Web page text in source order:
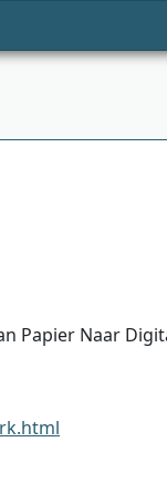
Papier Naar